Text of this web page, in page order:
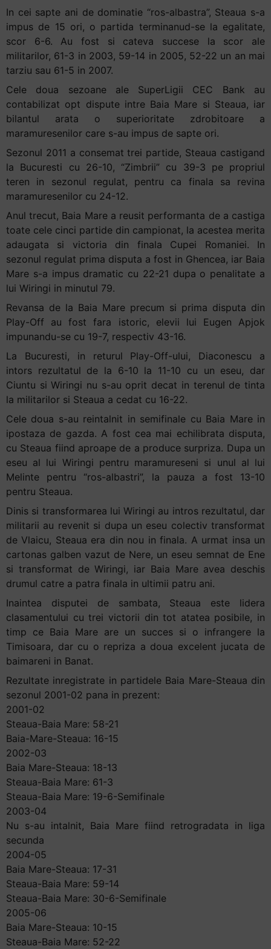
In cei sapte ani de dominatie “ros-albastra”, Steaua s-a
impus de 15 ori, o partida terminanud-se la egalitate,
scor 6-6. Au fost si cateva succese la scor ale
militarilor, 61-3 in 2003, 59-14 in 2005, 52-22 un an mai
tarziu sau 61-5 in 2007.
Cele doua sezoane ale SuperLigii CEC Bank au
contabilizat opt dispute intre Baia Mare si Steaua, iar
bilantul arata o superioritate zdrobitoare a
maramuresenilor care s-au impus de sapte ori.
Sezonul 2011 a consemat trei partide, Steaua castigand
la Bucuresti cu 26-10, “Zimbrii” cu 39-3 pe propriul
teren in sezonul regulat, pentru ca finala sa revina
maramuresenilor cu 24-12.
Anul trecut, Baia Mare a reusit performanta de a castiga
toate cele cinci partide din campionat, la acestea merita
adaugata si victoria din finala Cupei Romaniei. In
sezonul regulat prima disputa a fost in Ghencea, iar Baia
Mare s-a impus dramatic cu 22-21 dupa o penalitate a
lui Wiringi in minutul 79.
Revansa de la Baia Mare precum si prima disputa din
Play-Off au fost fara istoric, elevii lui Eugen Apjok
impunandu-se cu 19-7, respectiv 43-16.
La Bucuresti, in returul Play-Off-ului, Diaconescu a
intors rezultatul de la 6-10 la 11-10 cu un eseu, dar
Ciuntu si Wiringi nu s-au oprit decat in terenul de tinta
la militarilor si Steaua a cedat cu 16-22.
Cele doua s-au reintalnit in semifinale cu Baia Mare in
ipostaza de gazda. A fost cea mai echilibrata disputa,
cu Steaua fiind aproape de a produce surpriza. Dupa un
eseu al lui Wiringi pentru maramureseni si unul al lui
Melinte pentru “ros-albastri”, la pauza a fost 13-10
pentru Steaua.
Dinis si transformarea lui Wiringi au intros rezultatul, dar
militarii au revenit si dupa un eseu colectiv transformat
de Vlaicu, Steaua era din nou in finala. A urmat insa un
cartonas galben vazut de Nere, un eseu semnat de Ene
si transformat de Wiringi, iar Baia Mare avea deschis
drumul catre a patra finala in ultimii patru ani.
Inaintea disputei de sambata, Steaua este lidera
clasamentului cu trei victorii din tot atatea posibile, in
timp ce Baia Mare are un succes si o infrangere la
Timisoara, dar cu o repriza a doua excelent jucata de
baimareni in Banat.
Rezultate inregistrate in partidele Baia Mare-Steaua din
sezonul 2001-02 pana in prezent:
2001-02
Steaua-Baia Mare: 58-21
Baia-Mare-Steaua: 16-15
2002-03
Baia Mare-Steaua: 18-13
Steaua-Baia Mare: 61-3
Steaua-Baia Mare: 19-6-Semifinale
2003-04
Nu s-au intalnit, Baia Mare fiind retrogradata in liga
secunda
2004-05
Baia Mare-Steaua: 17-31
Steaua-Baia Mare: 59-14
Steaua-Baia Mare: 30-6-Semifinale
2005-06
Baia Mare-Steaua: 10-15
Steaua-Baia Mare: 52-22